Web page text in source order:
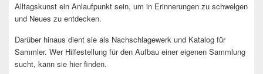
Alltagskunst ein Anlaufpunkt sein, um in Erinnerungen zu schwelgen
und Neues zu entdecken.
Darüber hinaus dient sie als Nachschlagewerk und Katalog für
Sammler. Wer Hilfestellung für den Aufbau einer eigenen Sammlung
sucht, kann sie hier finden.